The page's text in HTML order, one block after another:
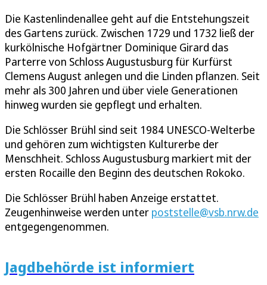
Die Kastenlindenallee geht auf die Entstehungszeit
des Gartens zurück. Zwischen 1729 und 1732 ließ der
kurkölnische Hofgärtner Dominique Girard das
Parterre von Schloss Augustusburg für Kurfürst
Clemens August anlegen und die Linden pflanzen. Seit
mehr als 300 Jahren und über viele Generationen
hinweg wurden sie gepflegt und erhalten.
Die Schlösser Brühl sind seit 1984 UNESCO-Welterbe
und gehören zum wichtigsten Kulturerbe der
Menschheit. Schloss Augustusburg markiert mit der
ersten Rocaille den Beginn des deutschen Rokoko.
Die Schlösser Brühl haben Anzeige erstattet.
Zeugenhinweise werden unter poststelle@vsb.nrw.de
entgegengenommen.
Jagdbehörde ist informiert